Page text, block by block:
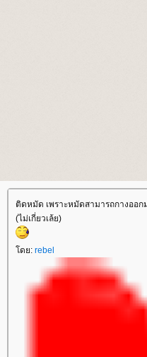
ติดหมัด เพราะหมัดสามารถกางออ
(ไม่เกี่ยวเล้ย)
ดย: rebel